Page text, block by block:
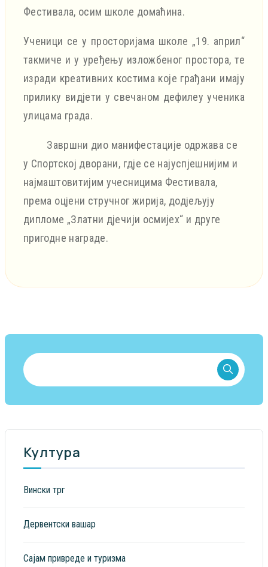
Фестивала, осим школе домаћина.
Ученици се у просторијама школе „19. април“
такмиче и у уређењу изложбеног простора, те
изради креативних костима које грађани имају
прилику видјети у свечаном дефилеу ученика
улицама града.
Завршни дио манифестације одржава се
у Спортској дворани, гдје се најуспјешнијим и
најмаштовитијим учесницима Фестивала,
према оцјени стручног жирија, додјељују
дипломе „Златни дјечији осмијех“ и друге
пригодне награде.
Култура
Вински трг
Дервентски вашар
Сајам привреде и туризма